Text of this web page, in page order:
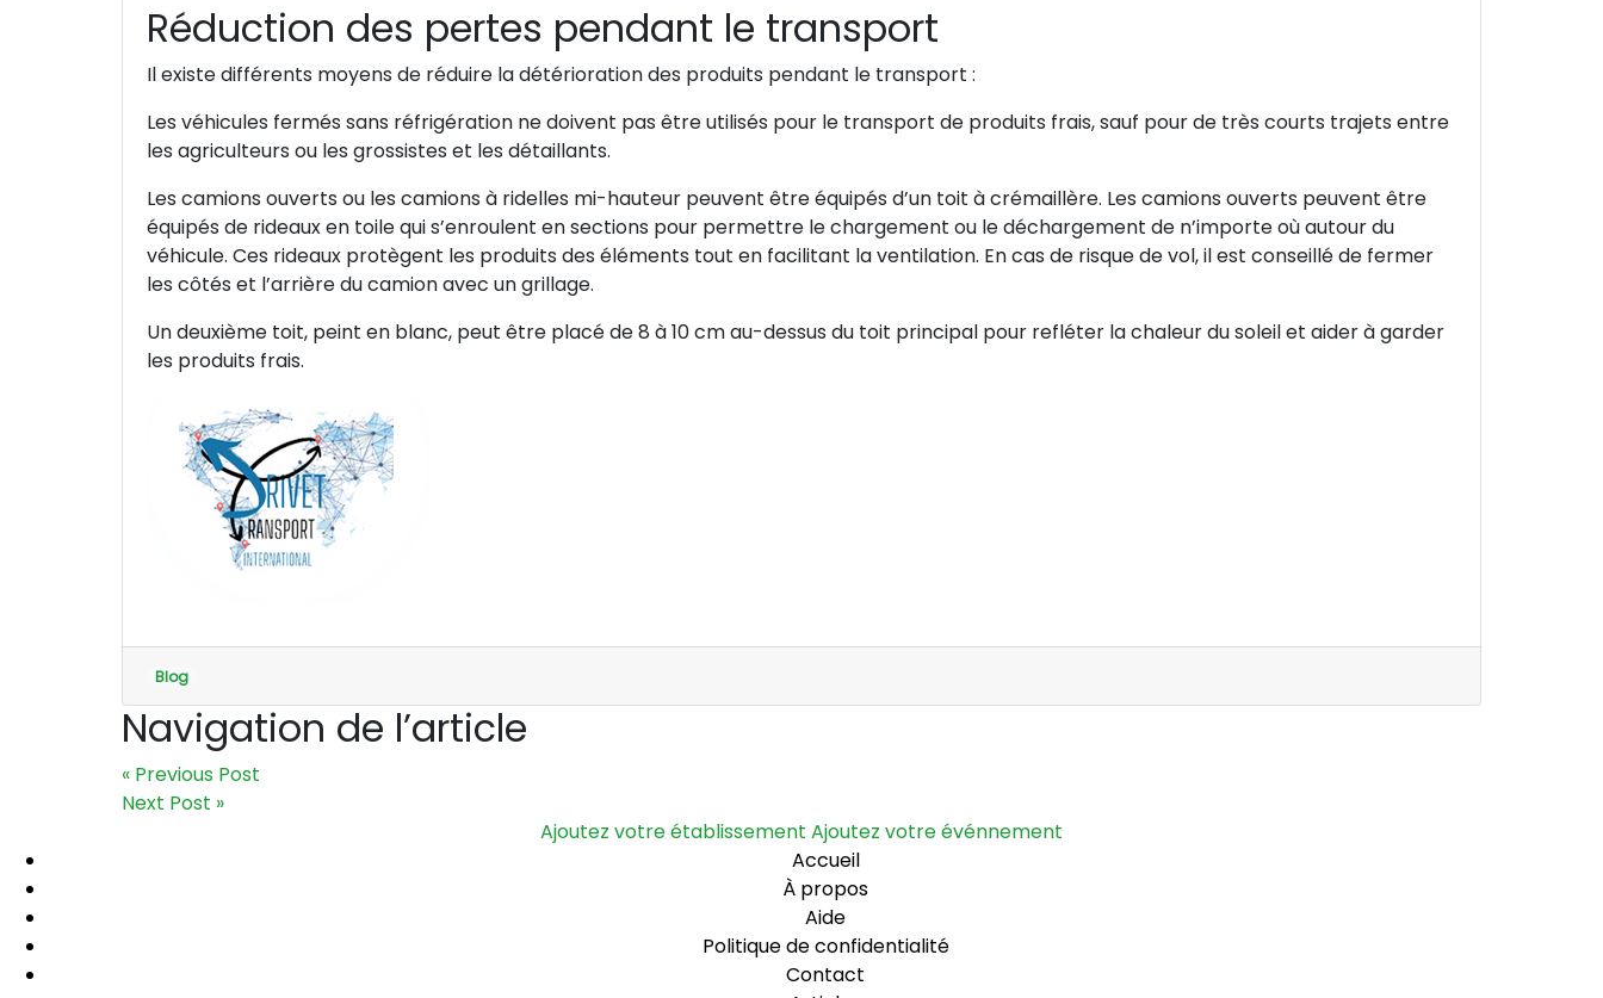
Réduction des pertes pendant le transport
Il existe différents moyens de réduire la détérioration des produits pendant le transport :
Les véhicules fermés sans réfrigération ne doivent pas être utilisés pour le transport de produits frais, sauf pour de très courts trajets entre
les agriculteurs ou les grossistes et les détaillants.
Les camions ouverts ou les camions à ridelles mi-hauteur peuvent être équipés d’un toit à crémaillère. Les camions ouverts peuvent être
équipés de rideaux en toile qui s’enroulent en sections pour permettre le chargement ou le déchargement de n’importe où autour du
véhicule. Ces rideaux protègent les produits des éléments tout en facilitant la ventilation. En cas de risque de vol, il est conseillé de fermer
les côtés et l’arrière du camion avec un grillage.
Un deuxième toit, peint en blanc, peut être placé de 8 à 10 cm au-dessus du toit principal pour refléter la chaleur du soleil et aider à garder
les produits frais.
Blog
Navigation de l’article
« Previous Post
Next Post »
Ajoutez votre établissement Ajoutez votre événnement
Accueil
À propos
Aide
Politique de confidentialité
Contact